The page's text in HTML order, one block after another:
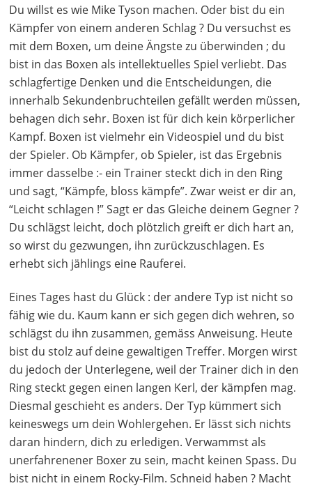
Du willst es wie Mike Tyson machen. Oder bist du ein
Kämpfer von einem anderen Schlag ? Du versuchst es
mit dem Boxen, um deine Ängste zu überwinden ; du
bist in das Boxen als intellektuelles Spiel verliebt. Das
schlagfertige Denken und die Entscheidungen, die
innerhalb Sekundenbruchteilen gefällt werden müssen,
behagen dich sehr. Boxen ist für dich kein körperlicher
Kampf. Boxen ist vielmehr ein Videospiel und du bist
der Spieler. Ob Kämpfer, ob Spieler, ist das Ergebnis
immer dasselbe :- ein Trainer steckt dich in den Ring
und sagt, “Kämpfe, bloss kämpfe”. Zwar weist er dir an,
“Leicht schlagen !” Sagt er das Gleiche deinem Gegner ?
Du schlägst leicht, doch plötzlich greift er dich hart an,
so wirst du gezwungen, ihn zurückzuschlagen. Es
erhebt sich jählings eine Rauferei.
Eines Tages hast du Glück : der andere Typ ist nicht so
fähig wie du. Kaum kann er sich gegen dich wehren, so
schlägst du ihn zusammen, gemäss Anweisung. Heute
bist du stolz auf deine gewaltigen Treffer. Morgen wirst
du jedoch der Unterlegene, weil der Trainer dich in den
Ring steckt gegen einen langen Kerl, der kämpfen mag.
Diesmal geschieht es anders. Der Typ kümmert sich
keineswegs um dein Wohlergehen. Er lässt sich nichts
daran hindern, dich zu erledigen. Verwammst als
unerfahrenener Boxer zu sein, macht keinen Spass. Du
bist nicht in einem Rocky-Film. Schneid haben ? Macht